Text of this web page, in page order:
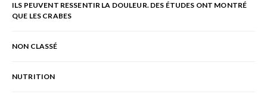
ILS PEUVENT RESSENTIR LA DOULEUR. DES ÉTUDES ONT MONTRÉ
QUE LES CRABES
NON CLASSÉ
NUTRITION